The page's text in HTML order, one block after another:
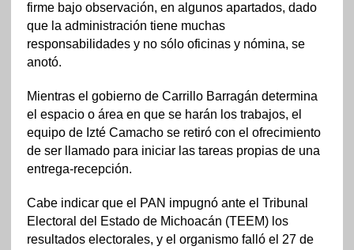
firme bajo observación, en algunos apartados, dado
que la administración tiene muchas
responsabilidades y no sólo oficinas y nómina, se
anotó.
Mientras el gobierno de Carrillo Barragán determina
el espacio o área en que se harán los trabajos, el
equipo de Izté Camacho se retiró con el ofrecimiento
de ser llamado para iniciar las tareas propias de una
entrega-recepción.
Cabe indicar que el PAN impugnó ante el Tribunal
Electoral del Estado de Michoacán (TEEM) los
resultados electorales, y el organismo falló el 27 de